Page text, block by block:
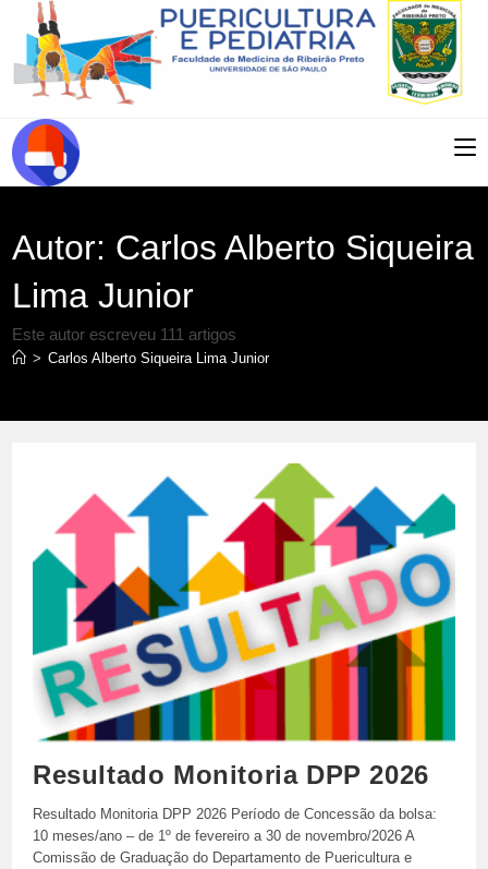
para
conteúdo
Autor: Carlos Alberto Siqueira
Lima Junior
Este autor escreveu 111 artigos
> Carlos Alberto Siqueira Lima Junior
Resultado Monitoria DPP 2026
Resultado Monitoria DPP 2026 Período de Concessão da bolsa:
10 meses/ano – de 1º de fevereiro a 30 de novembro/2026 A
Comissão de Graduação do Departamento de Puericultura e